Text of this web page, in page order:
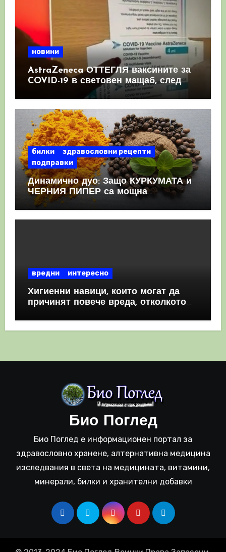
новини
AstraZeneca ОТТЕГЛЯ ваксините за
COVID-19 в световен мащаб, след
като призна, че те причиняват
билки
здравословни рецепти
подправки
Динамично дуо: Защо КУРКУМАТА и
ЧЕРНИЯ ПИПЕР са мощна
комбинация
вредни интересно
Хигиенни навици, които могат да
причинят повече вреда, отколкото
Био Поглед
Био Поглед е информационен портал за
здравословно хранене, алтернативна медицина
изследвания в света на медицината, витамини,
минерали, билки и хранителни добавки